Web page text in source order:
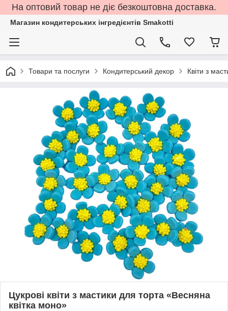
На оптовий товар не діє безкоштовна доставка.
Магазин кондитерських інгредієнтів Smakotti
Товари та послуги Кондитерський декор Квіти з
Цукрові квіти з мастики для торта «Весняна
квітка моно»